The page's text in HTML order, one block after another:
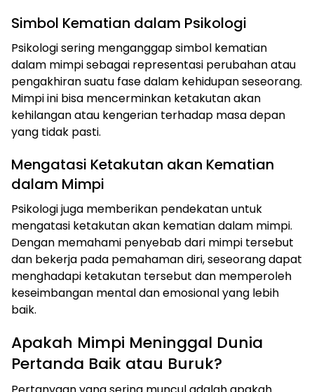
Simbol Kematian dalam Psikologi
Psikologi sering menganggap simbol kematian
dalam mimpi sebagai representasi perubahan atau
pengakhiran suatu fase dalam kehidupan seseorang.
Mimpi ini bisa mencerminkan ketakutan akan
kehilangan atau kengerian terhadap masa depan
yang tidak pasti.
Mengatasi Ketakutan akan Kematian
dalam Mimpi
Psikologi juga memberikan pendekatan untuk
mengatasi ketakutan akan kematian dalam mimpi.
Dengan memahami penyebab dari mimpi tersebut
dan bekerja pada pemahaman diri, seseorang dapat
menghadapi ketakutan tersebut dan memperoleh
keseimbangan mental dan emosional yang lebih
baik.
Apakah Mimpi Meninggal Dunia
Pertanda Baik atau Buruk?